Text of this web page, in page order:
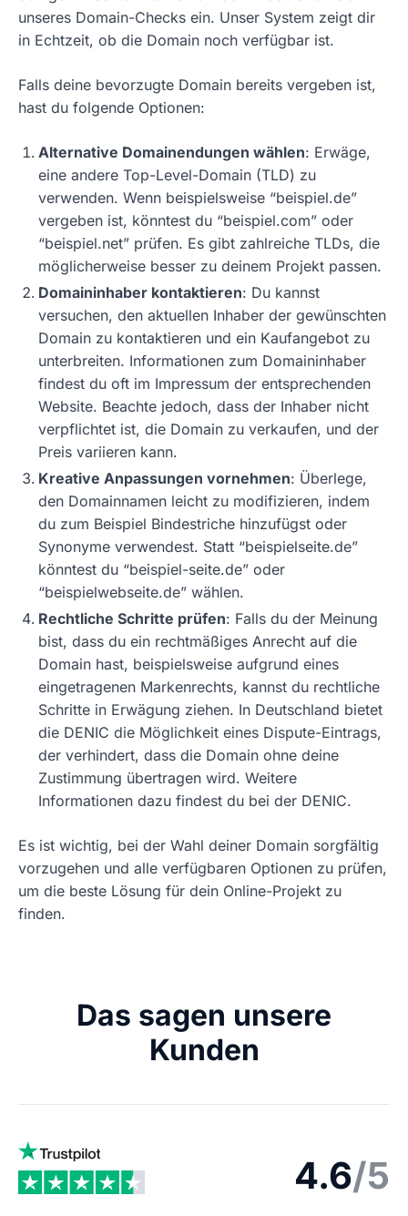
unseres Domain-Checks ein. Unser System zeigt dir
in Echtzeit, ob die Domain noch verfügbar ist.
Falls deine bevorzugte Domain bereits vergeben ist,
hast du folgende Optionen:
Alternative Domainendungen wählen: Erwäge,
eine andere Top-Level-Domain (TLD) zu
verwenden. Wenn beispielsweise “beispiel.de”
vergeben ist, könntest du “beispiel.com” oder
“beispiel.net” prüfen. Es gibt zahlreiche TLDs, die
möglicherweise besser zu deinem Projekt passen.
Domaininhaber kontaktieren: Du kannst
versuchen, den aktuellen Inhaber der gewünschten
Domain zu kontaktieren und ein Kaufangebot zu
unterbreiten. Informationen zum Domaininhaber
findest du oft im Impressum der entsprechenden
Website. Beachte jedoch, dass der Inhaber nicht
verpflichtet ist, die Domain zu verkaufen, und der
Preis variieren kann.
Kreative Anpassungen vornehmen: Überlege,
den Domainnamen leicht zu modifizieren, indem
du zum Beispiel Bindestriche hinzufügst oder
Synonyme verwendest. Statt “beispielseite.de”
könntest du “beispiel-seite.de” oder
“beispielwebseite.de” wählen.
Rechtliche Schritte prüfen: Falls du der Meinung
bist, dass du ein rechtmäßiges Anrecht auf die
Domain hast, beispielsweise aufgrund eines
eingetragenen Markenrechts, kannst du rechtliche
Schritte in Erwägung ziehen. In Deutschland bietet
die DENIC die Möglichkeit eines Dispute-Eintrags,
der verhindert, dass die Domain ohne deine
Zustimmung übertragen wird. Weitere
Informationen dazu findest du bei der DENIC.
Es ist wichtig, bei der Wahl deiner Domain sorgfältig
vorzugehen und alle verfügbaren Optionen zu prüfen,
um die beste Lösung für dein Online-Projekt zu
finden.
Das sagen unsere
Kunden
4.6/5